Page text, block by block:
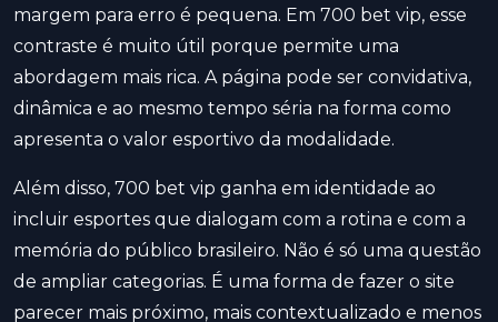
margem para erro é pequena. Em 700 bet vip, esse
contraste é muito útil porque permite uma
abordagem mais rica. A página pode ser convidativa,
dinâmica e ao mesmo tempo séria na forma como
apresenta o valor esportivo da modalidade.
Além disso, 700 bet vip ganha em identidade ao
incluir esportes que dialogam com a rotina e com a
memória do público brasileiro. Não é só uma questão
de ampliar categorias. É uma forma de fazer o site
parecer mais próximo, mais contextualizado e menos